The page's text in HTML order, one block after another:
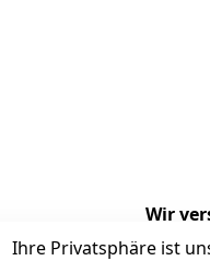
Ihre Privatsphäre ist
Wir